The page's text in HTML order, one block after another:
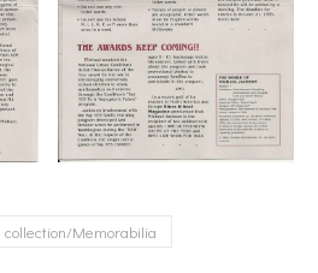
collection/Memorabilia